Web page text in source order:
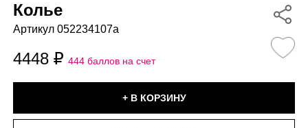
Колье
Артикул 052234107a
4448 444 баллов на счет